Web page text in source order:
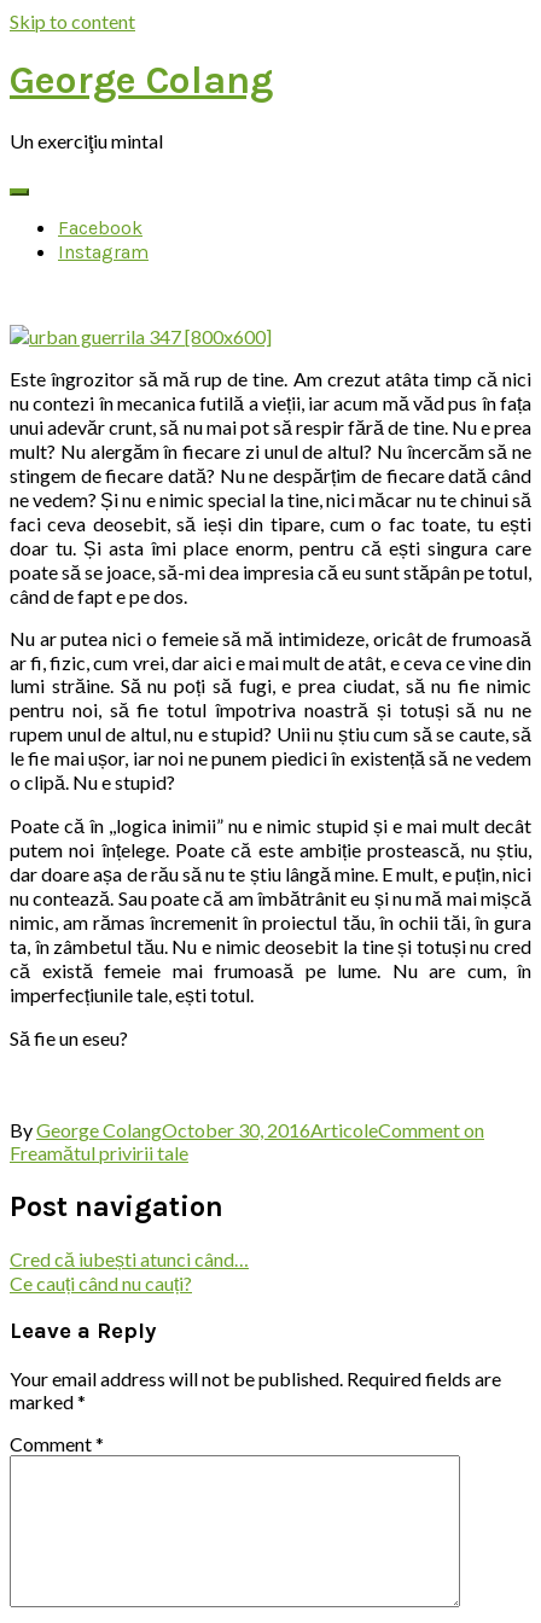
Skip to content
George Colang
Un exerciţiu mintal
Facebook
Instagram
Este îngrozitor să mă rup de tine. Am crezut atâta timp că nici
nu contezi în mecanica futilă a vieții, iar acum mă văd pus în fața
unui adevăr crunt, să nu mai pot să respir fără de tine. Nu e prea
mult? Nu alergăm în fiecare zi unul de altul? Nu încercăm să ne
stingem de fiecare dată? Nu ne despărțim de fiecare dată când
ne vedem? Și nu e nimic special la tine, nici măcar nu te chinui să
faci ceva deosebit, să ieși din tipare, cum o fac toate, tu ești
doar tu. Și asta îmi place enorm, pentru că ești singura care
poate să se joace, să-mi dea impresia că eu sunt stăpân pe totul,
când de fapt e pe dos.
Nu ar putea nici o femeie să mă intimideze, oricât de frumoasă
ar fi, fizic, cum vrei, dar aici e mai mult de atât, e ceva ce vine din
lumi străine. Să nu poți să fugi, e prea ciudat, să nu fie nimic
pentru noi, să fie totul împotriva noastră și totuși să nu ne
rupem unul de altul, nu e stupid? Unii nu știu cum să se caute, să
le fie mai ușor, iar noi ne punem piedici în existență să ne vedem
o clipă. Nu e stupid?
Poate că în ,,logica inimii” nu e nimic stupid și e mai mult decât
putem noi înțelege. Poate că este ambiție prostească, nu știu,
dar doare așa de rău să nu te știu lângă mine. E mult, e puțin, nici
nu contează. Sau poate că am îmbătrânit eu și nu mă mai mișcă
nimic, am rămas încremenit în proiectul tău, în ochii tăi, în gura
ta, în zâmbetul tău. Nu e nimic deosebit la tine și totuși nu cred
că există femeie mai frumoasă pe lume. Nu are cum, în
imperfecțiunile tale, ești totul.
Să fie un eseu?
ByGeorge ColangOctober 30, 2016ArticoleCommenton
Freamătul privirii tale
Post navigation
Cred că iubești atunci când…
Ce cauți când nu cauți?
Leave a Reply
Your email address will not be published. Required fields are
marked*
Comment*